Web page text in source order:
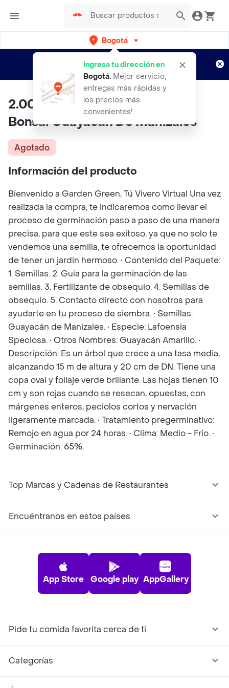
Bogotá
Ingresa tu dirección en
Bogotá. Mejor servicio,
entregas más rápidas y
los precios más
convenientes!
envíos gratis por semanas
Aplican TyC
2.000 Semillas Orgánicas De
Bonsái Guayacán De Manizales
Agotado
Información del producto
Bienvenido a Garden Green, Tú Vivero Virtual Una vez
realizada la compra, te indicaremos como llevar el
proceso de germinación paso a paso de una manera
precisa, para que este sea exitoso, ya que no solo te
vendemos una semilla, te ofrecemos la oportunidad
de tener un jardín hermoso. • Contenido del Paquete:
1. Semillas. 2. Guía para la germinación de las
semillas. 3. Fertilizante de obsequio. 4. Semillas de
obsequio. 5. Contacto directo con nosotros para
ayudarte en tu proceso de siembra. • Semillas:
Guayacán de Manizales. • Especie: Lafoensia
Speciosa. • Otros Nombres: Guayacán Amarillo. •
Descripción: Es un árbol que crece a una tasa media,
alcanzando 15 m de altura y 20 cm de DN. Tiene una
copa oval y follaje verde brillante. Las hojas tienen 10
cm y son rojas cuando se resecan, opuestas, con
márgenes enteros, peciolos cortos y nervación
ligeramente marcada. • Tratamiento pregerminativo:
Remojo en agua por 24 horas. • Clima: Medio - Frio. •
Germinación: 65%.
Top Marcas y Cadenas de Restaurantes
Encuéntranos en estos países
App Store Google play AppGallery
Pide tu comida favorita cerca de ti
Categorías